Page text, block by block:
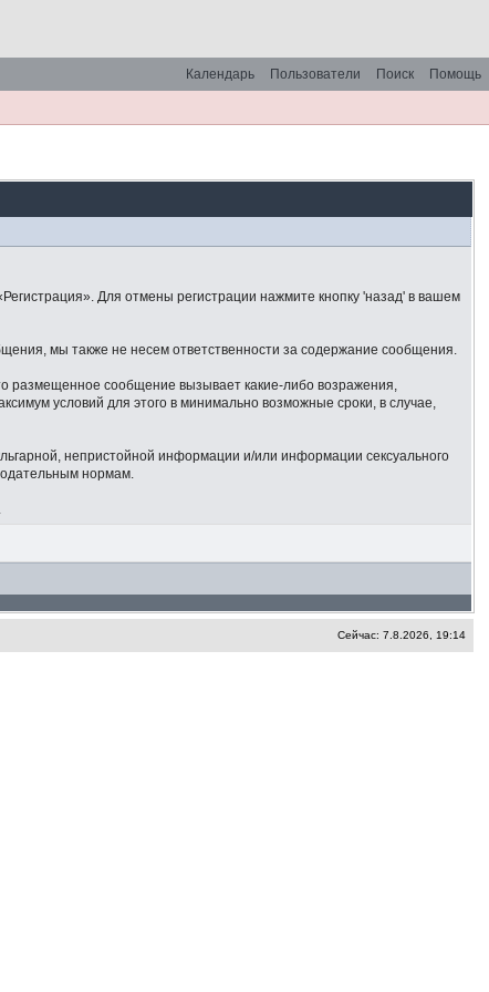
Помощь
Поиск
Пользователи
Календарь
Для отмены регистрации нажмите кнопку 'назад' в вашем
мы также не несем ответственности за содержание сообщения.
размещенное сообщение вызывает какие-либо возражения,
условий для этого в минимально возможные сроки, в случае,
непристойной информации и/или информации сексуального
нормам.
Сейчас: 7.8.2026, 19:14